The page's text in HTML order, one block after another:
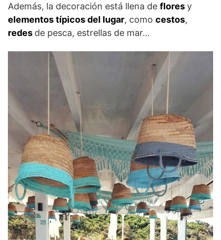
Además, la decoración está llena de floresy
elementos típicos del lugar, como cestos,
redes de pesca, estrellas de mar…